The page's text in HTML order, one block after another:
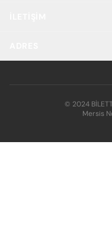
© 2024
Mersis